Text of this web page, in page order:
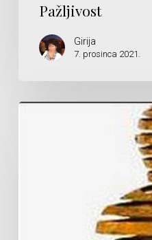
Pažljivost
Girija
7. prosinca 2021.